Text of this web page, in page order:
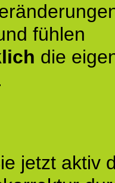
fühlen
die
jetzt aktiv